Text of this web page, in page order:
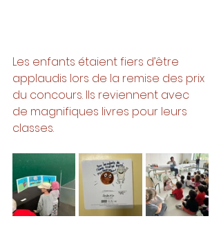
Les enfants étaient fiers d’être
applaudis lors de la remise des prix
du concours. Ils reviennent avec
de magnifiques livres pour leurs
classes.